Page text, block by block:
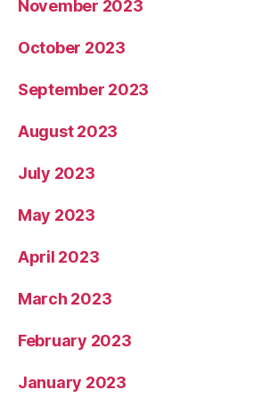
November 2023
October 2023
September 2023
August 2023
July 2023
May 2023
April 2023
March 2023
February 2023
January 2023